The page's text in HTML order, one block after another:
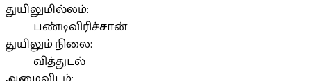
துயிலுமில்லம்:
பண்டிவிரிச்சான்
துயிலும் நிலை:
வித்துடல்